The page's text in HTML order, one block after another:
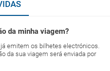
da minha viagem?
emitem os bilhetes electrónicos.
da sua viagem será enviada por